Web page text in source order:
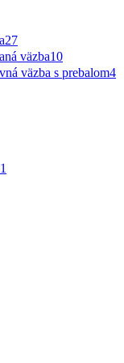
27
väzba10
väzba s prebalom4
1